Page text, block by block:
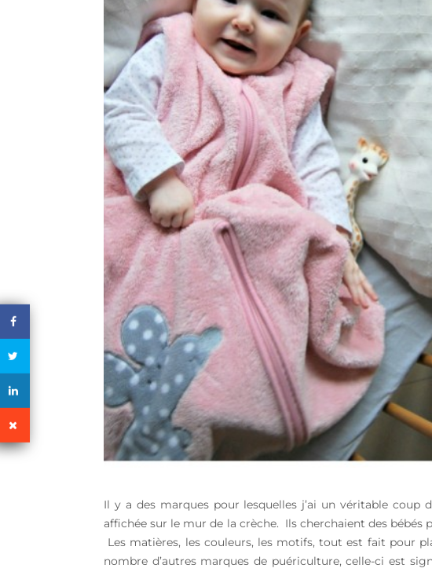
Il y a des marques pour lesquelles j’ai un véritable coup
affichée sur le mur de la crèche. Ils cherchaient des bébés
Les matières, les couleurs, les motifs, tout est fait pour
nombre d’autres marques de puériculture, celle-ci est